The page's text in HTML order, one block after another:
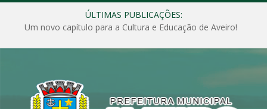
ÚLTIMAS PUBLICAÇÕES:
Um novo capítulo para a Cultura e Educação de Aveiro!